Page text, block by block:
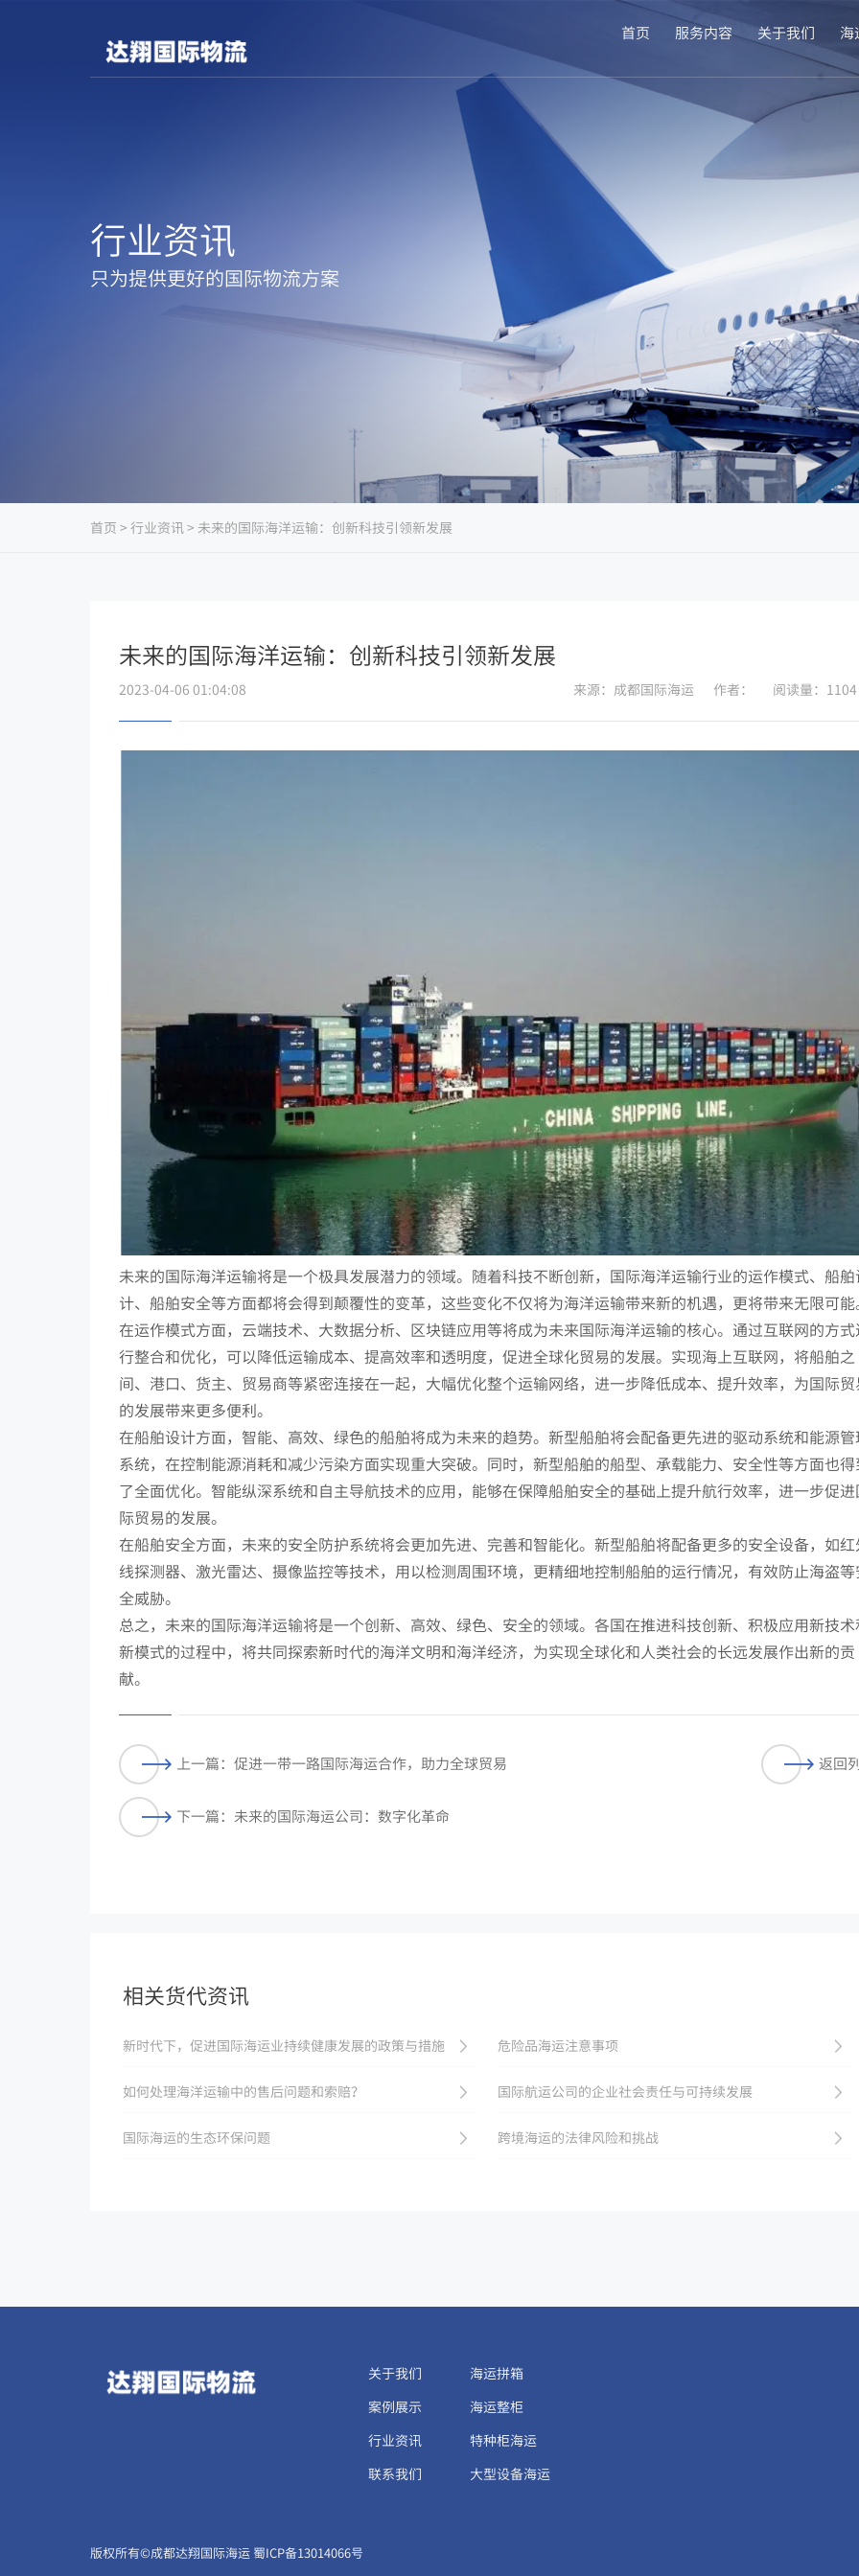
首页 服务内容 关于我们 海
行业资讯
只为提供更好的国际物流方案
首页 >行业资讯> 未来的国际海洋运输：创新科技引领新发展
未来的国际海洋运输：创新科技引领新发展
2023-04-06 01:04:08 阅读量：1104
作者：
来源：成都国际海运
未来的国际海洋运输将是一个极具发展潜力的领域。随着科技不断创新，国际海洋运输行业的运作模式、船
计、船舶安全等方面都将会得到颠覆性的变革，这些变化不仅将为海洋运输带来新的机遇，更将带来无限可
在运作模式方面，云端技术、大数据分析、区块链应用等将成为未来国际海洋运输的核心。通过互联网的方
行整合和优化，可以降低运输成本、提高效率和透明度，促进全球化贸易的发展。实现海上互联网，将船舶之
间、港口、货主、贸易商等紧密连接在一起，大幅优化整个运输网络，进一步降低成本、提升效率，为国际
的发展带来更多便利。
在船舶设计方面，智能、高效、绿色的船舶将成为未来的趋势。新型船舶将会配备更先进的驱动系统和能源
系统，在控制能源消耗和减少污染方面实现重大突破。同时，新型船舶的船型、承载能力、安全性等方面也
了全面优化。智能纵深系统和自主导航技术的应用，能够在保障船舶安全的基础上提升航行效率，进一步促
际贸易的发展。
在船舶安全方面，未来的安全防护系统将会更加先进、完善和智能化。新型船舶将配备更多的安全设备，如
线探测器、激光雷达、摄像监控等技术，用以检测周围环境，更精细地控制船舶的运行情况，有效防止海盗
全威胁。
总之，未来的国际海洋运输将是一个创新、高效、绿色、安全的领域。各国在推进科技创新、积极应用新技
新模式的过程中，将共同探索新时代的海洋文明和海洋经济，为实现全球化和人类社会的长远发展作出新的贡
献。
上一篇：促进一带一路国际海运合作，助力全球贸易
下一篇：未来的国际海运公司：数字化革命
返回
相关货代资讯
新时代下，促进国际海运业持续健康发展的政策与措施 危险品海运注意事项
如何处理海洋运输中的售后问题和索赔？ 国际航运公司的企业社会责任与可持续发展
国际海运的生态环保问题 跨境海运的法律风险和挑战
关于我们
案例展示
行业资讯
联系我们
海运拼箱
海运整柜
特种柜海运
大型设备海运
​​​版权所有©成都达翔国际海运 蜀ICP备13014066号